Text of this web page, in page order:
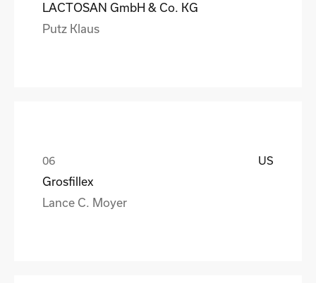
LACTOSAN GmbH & Co. KG
Putz Klaus
US
Grosfillex
Lance C. Moyer